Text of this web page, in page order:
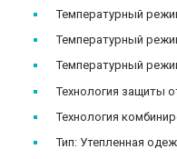
Температурный
Температурный
Температурный
Технология защиты
Технология
Тип: Утепленная